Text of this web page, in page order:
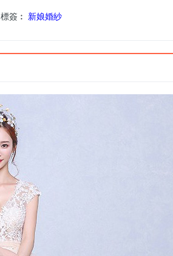
標簽︰ 新娘婚紗